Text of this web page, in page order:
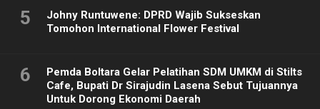
5
Johny Runtuwene: DPRD Wajib Sukseskan
Tomohon International Flower Festival
6
Pemda Boltara Gelar Pelatihan SDM UMKM di Stilts
Cafe, Bupati Dr Sirajudin Lasena Sebut Tujuannya
Untuk Dorong Ekonomi Daerah